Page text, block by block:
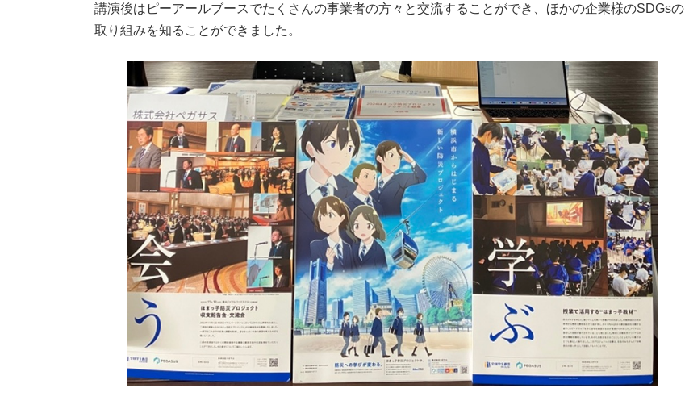
講演後はピーアールブースでたくさんの事業者の方々と交流することができ、ほかの企業様のSDGsの
取り組みを知ることができました。